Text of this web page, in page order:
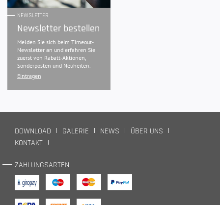
NEWSLETTER
Newsletter bestellen
Melden Sie sich beim Timeout-
Newsletter an und erfahren Sie
zuerst von Rabatt-Aktionen,
Sonderposten und Neuheiten.
Eintragen
DOWNLOAD GALERIE NEWS
ÜBER UNS
KONTAKT
ZAHLUNGSARTEN